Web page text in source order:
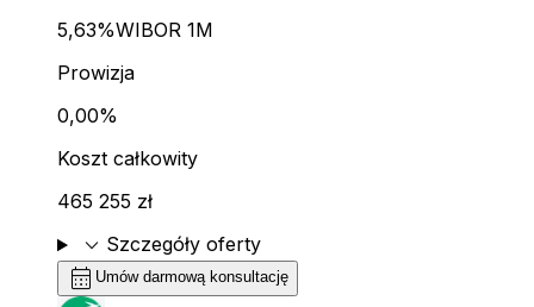
5,63%WIBOR 1M
Prowizja
0,00%
Koszt całkowity
465 255 zł
expand_more Szczegóły oferty
calendar_month Umów darmową konsultację